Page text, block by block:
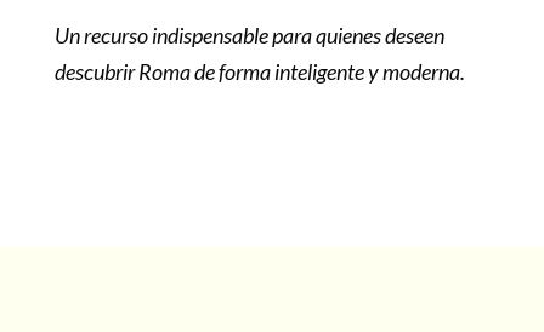
Un recurso indispensable para quienes deseen
descubrir Roma de forma inteligente y moderna.